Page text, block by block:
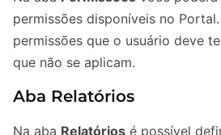
permissões disponíveis no
permissões que o usuário deve
que não se aplicam.
Aba Relatórios
Na aba Relatórios é possível